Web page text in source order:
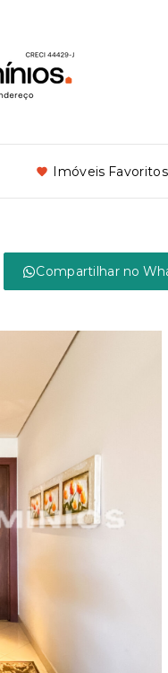
Imóveis Favoritos
Compartilhar no